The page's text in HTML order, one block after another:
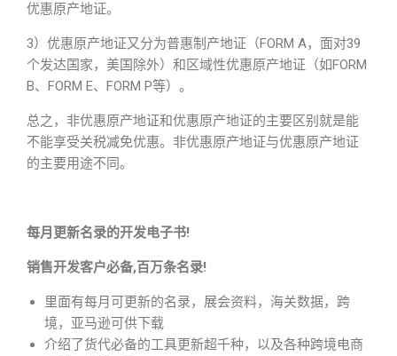
优惠原产地证。
3）优惠原产地证又分为普惠制产地证（FORM A，面对39
个发达国家，美国除外）和区域性优惠原产地证（如FORM
B、FORM E、FORM P等）。
总之，非优惠原产地证和优惠原产地证的主要区别就是能
不能享受关税减免优惠。非优惠原产地证与优惠原产地证
的主要用途不同。
每月更新名录的开发电子书!
销售开发客户必备,百万条名录!
里面有每月可更新的名录，展会资料，海关数据，跨
境，亚马逊可供下载
介绍了货代必备的工具更新超千种，以及各种跨境电商